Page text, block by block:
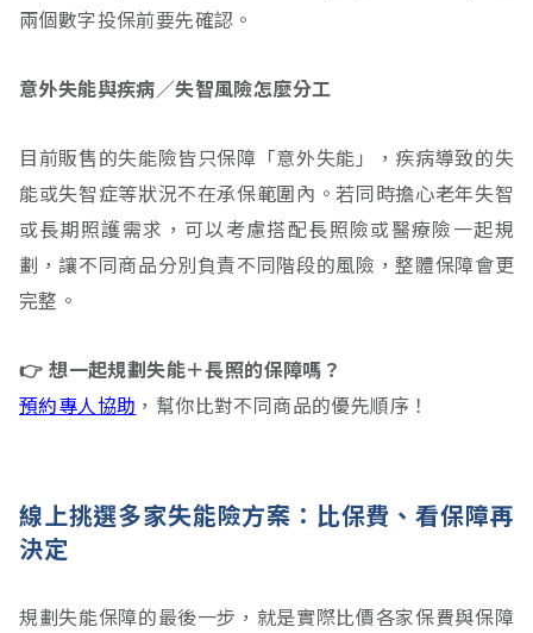
兩個數字投保前要先確認。
意外失能與疾病／失智風險怎麼分工
目前販售的失能險皆只保障「意外失能」，疾病導致的失
能或失智症等狀況不在承保範圍內。若同時擔心老年失智
或長期照護需求，可以考慮搭配長照險或醫療險一起規
劃，讓不同商品分別負責不同階段的風險，整體保障會更
完整。
👉 想一起規劃失能＋長照的保障嗎？
預約專人協助 ，幫你比對不同商品的優先順序！
線上挑選多家失能險方案：比保費、看保障再
決定
規劃失能保障的最後一步，就是實際比價各家保費與保障